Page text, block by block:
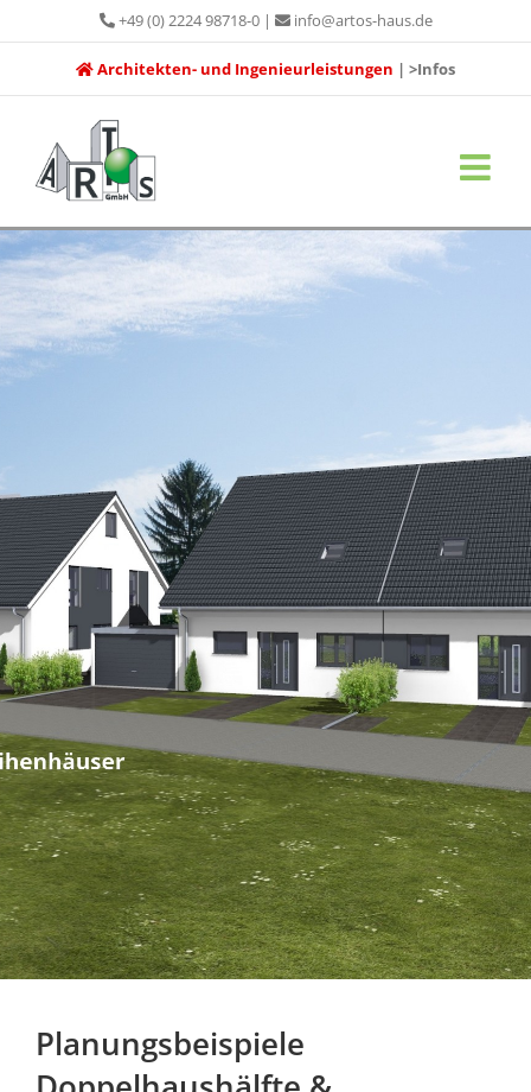
Inhalt
springen
+49 (0) 2224 98718-0| info@artos-haus.de
Architekten- und Ingenieurleistungen | >Infos
Planungsbeispiele